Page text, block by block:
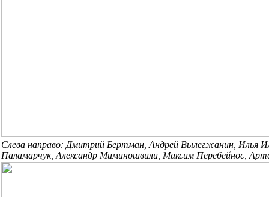
Слева направо: Дмитрий Бертман, Андрей Вылегжанин, Илья
Паламарчук, Александр Миминошвили, Максим Перебейнос,